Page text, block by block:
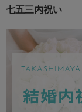
七五三内祝い